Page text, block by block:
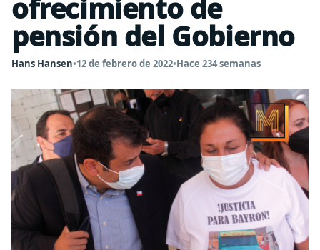
ofrecimiento de
pensión del Gobierno
Hans Hansen•12 de febrero de 2022•Hace 234 semanas